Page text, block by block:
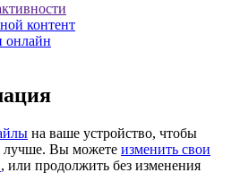
контент
онлайн
на ваше устройство, чтобы
лучше. Вы можете изменить свои
, или продолжить без изменения